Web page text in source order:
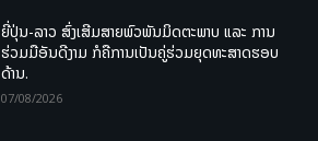
ຍີ່ປຸ່ນ-ລາວ ສົ່ງເສີມສາຍພົວພັນມິດຕະພາບ ແລະ ການ
ຮ່ວມມືອັນດີງາມ ກໍຄືການເປັນຄູ່ຮ່ວມຍຸດທະສາດຮອບ
ດ້ານ.
07/08/2026